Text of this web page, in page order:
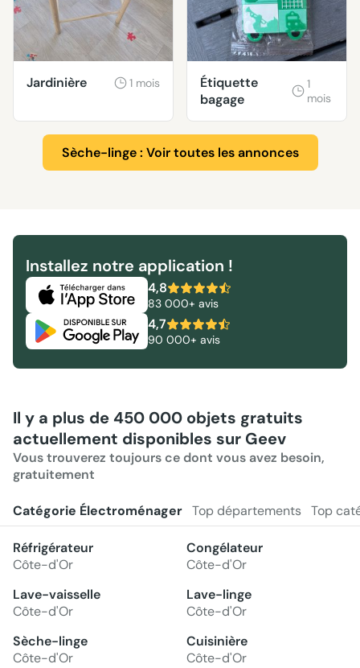
Jardinière 1 mois
Étiquette
bagage
1
mois
Sèche-linge : Voir toutes les annonces
Installez notre application !
4,8
83 000+ avis
4,7
90 000+ avis
Il y a plus de 450 000 objets gratuits
actuellement disponibles sur Geev
Vous trouverez toujours ce dont vous avez besoin,
gratuitement
Catégorie Électroménager Top départements Top
Réfrigérateur
Côte-d'Or
Congélateur
Côte-d'Or
Lave-vaisselle
Côte-d'Or
Lave-linge
Côte-d'Or
Sèche-linge
Côte-d'Or
Cuisinière
Côte-d'Or